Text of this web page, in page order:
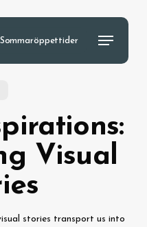
Sommaröppettider
Menu
Visual
stories transport us into